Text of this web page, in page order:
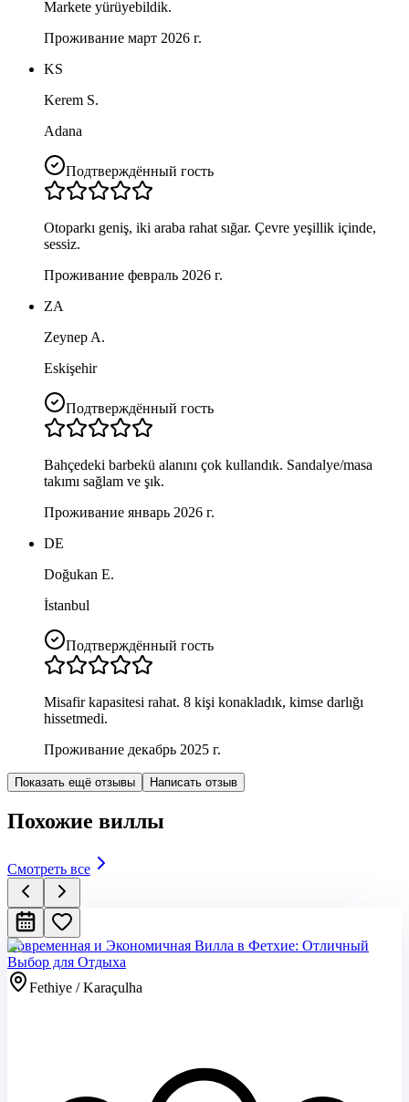
Markete yürüyebildik.
Проживание март 2026 г.
KS
Kerem S.
Adana
Подтверждённый гость
Otoparkı geniş, iki araba rahat sığar. Çevre yeşillik içinde,
sessiz.
Проживание февраль 2026 г.
ZA
Zeynep A.
Eskişehir
Подтверждённый гость
Bahçedeki barbekü alanını çok kullandık. Sandalye/masa
takımı sağlam ve şık.
Проживание январь 2026 г.
DE
Doğukan E.
İstanbul
Подтверждённый гость
Misafir kapasitesi rahat. 8 kişi konakladık, kimse darlığı
hissetmedi.
Проживание декабрь 2025 г.
Показать ещё отзывы Написать отзыв
Похожие виллы
Смотреть все
Современная и Экономичная Вилла в Фетхие: Отличный
Выбор для Отдыха
Fethiye / Karaçulha